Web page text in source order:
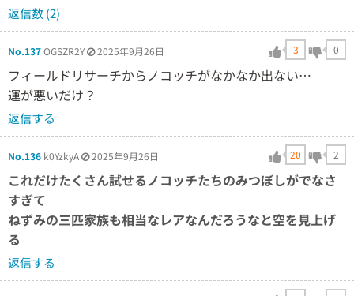
返信数 (2)
No.137OGSZR2Y 2025年9月26日 3 0
フィールドリサーチからノコッチがなかなか出ない…
運が悪いだけ？
返信する
No.136 k0YzkyA 2025年9月26日 20 2
これだけたくさん試せるノコッチたちのみつぼしがでなさ
すぎて
ねずみの三匹家族も相当なレアなんだろうなと空を見上げ
る
返信する